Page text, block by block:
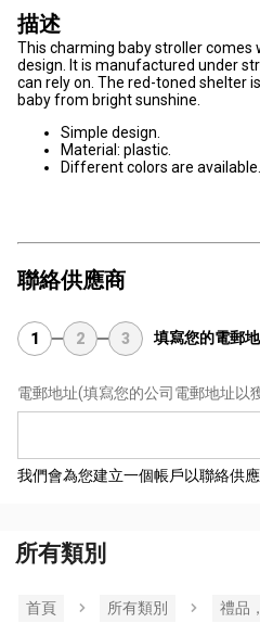
描述
This charming baby stroller comes
design. It is manufactured under
can rely on. The red-toned shelter
baby from bright sunshine.
Simple design.
Material: plastic.
Different colors are available.
聯絡供應商
1 2 3 填寫您的電郵
電郵地址(填寫您的公司電郵地址以
我們會為您建立一個帳戶以聯絡供
所有類別
首頁 所有類別 禮品